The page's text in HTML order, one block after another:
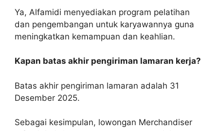
Ya, Alfamidi menyediakan program pelatihan
dan pengembangan untuk karyawannya guna
meningkatkan kemampuan dan keahlian.
Kapan batas akhir pengiriman lamaran kerja?
Batas akhir pengiriman lamaran adalah 31
Desember 2025.
Sebagai kesimpulan, lowongan Merchandiser